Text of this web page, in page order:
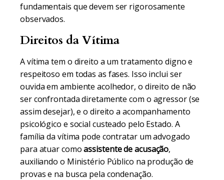
fundamentais que devem ser rigorosamente
observados.
Direitos da Vítima
A vítima tem o direito a um tratamento digno e
respeitoso em todas as fases. Isso inclui ser
ouvida em ambiente acolhedor, o direito de não
ser confrontada diretamente com o agressor (se
assim desejar), e o direito a acompanhamento
psicológico e social custeado pelo Estado. A
família da vítima pode contratar um advogado
para atuar comoassistente de acusação,
auxiliando o Ministério Público na produção de
provas e na busca pela condenação.